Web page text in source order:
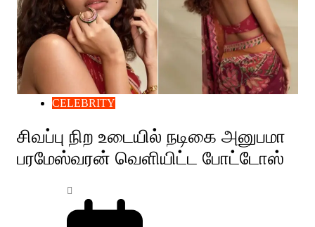
CELEBRITY
சிவப்பு நிற உடையில் நடிகை அனுபமா
பரமேஸ்வரன் வெளியிட்ட போட்டோஸ்